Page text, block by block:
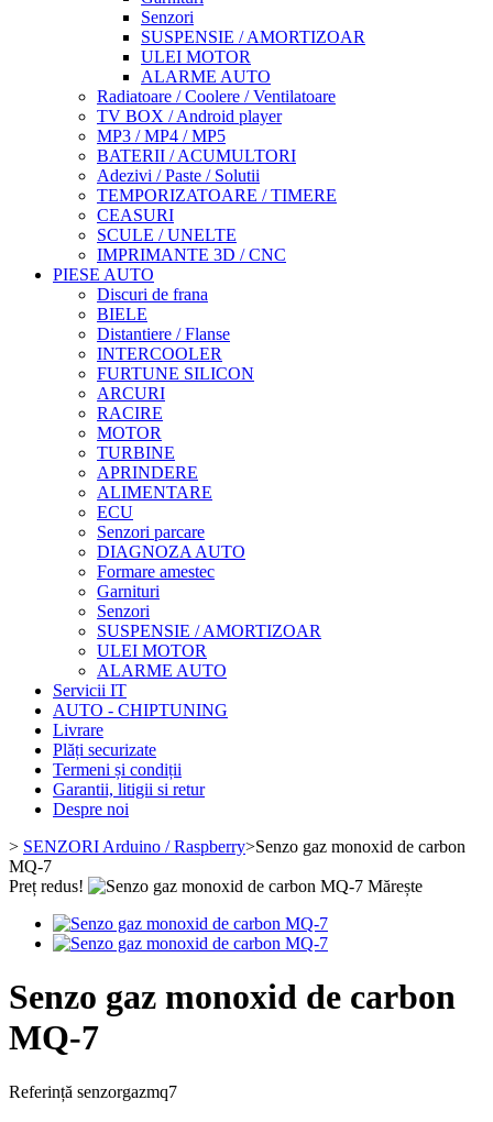
Senzori
SUSPENSIE / AMORTIZOAR
ULEI MOTOR
ALARME AUTO
Radiatoare / Coolere / Ventilatoare
TV BOX / Android player
MP3 / MP4 / MP5
BATERII / ACUMULTORI
Adezivi / Paste / Solutii
TEMPORIZATOARE / TIMERE
CEASURI
SCULE / UNELTE
IMPRIMANTE 3D / CNC
PIESE AUTO
Discuri de frana
BIELE
Distantiere / Flanse
INTERCOOLER
FURTUNE SILICON
ARCURI
RACIRE
MOTOR
TURBINE
APRINDERE
ALIMENTARE
ECU
Senzori parcare
DIAGNOZA AUTO
Formare amestec
Garnituri
Senzori
SUSPENSIE / AMORTIZOAR
ULEI MOTOR
ALARME AUTO
Servicii IT
AUTO - CHIPTUNING
Livrare
Plăți securizate
Termeni și condiții
Garantii, litigii si retur
Despre noi
> SENZORI Arduino / Raspberry>Senzo gaz monoxid de carbon
MQ-7
Preț redus!
Mărește
Senzo gaz monoxid de carbon
MQ-7
Referință senzorgazmq7